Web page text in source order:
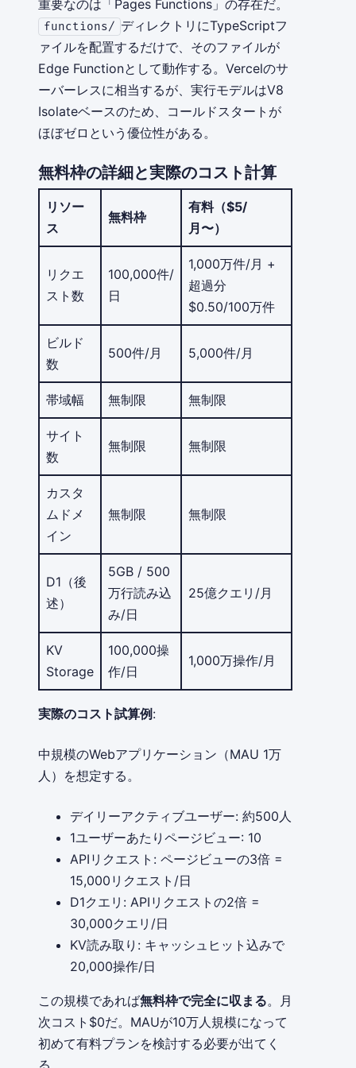
重要なのは「Pages Functions」の存在だ。
functions/ ディレクトリにTypeScriptフ
ァイルを配置するだけで、そのファイルが
Edge Functionとして動作する。Vercelのサ
ーバーレスに相当するが、実行モデルはV8
Isolateベースのため、コールドスタートが
ほぼゼロという優位性がある。
無料枠の詳細と実際のコスト計算
リソー
ス
無料枠
有料（$5/
月〜）
リクエ
スト数
100,000件/
日
1,000万件/月 +
超過分
$0.50/100万件
ビルド
数
500件/月 5,000件/月
帯域幅 無制限 無制限
サイト
数
無制限 無制限
カスタ
ムドメ
イン
無制限 無制限
D1（後
述）
5GB / 500
万行読み込
み/日
25億クエリ/月
KV
Storage
100,000操
作/日
1,000万操作/月
実際のコスト試算例 :
中規模のWebアプリケーション（MAU 1万
人）を想定する。
デイリーアクティブユーザー: 約500人
1ユーザーあたりページビュー: 10
APIリクエスト: ページビューの3倍 =
15,000リクエスト/日
D1クエリ: APIリクエストの2倍 =
30,000クエリ/日
KV読み取り: キャッシュヒット込みで
20,000操作/日
この規模であれば無料枠で完全に収まる。月
次コスト$0だ。MAUが10万人規模になって
初めて有料プランを検討する必要が出てく